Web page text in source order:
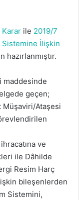
Karar ile 2019/7
Sistemine İlişkin
maddesinde
geçen;
Müşaviri/Ataşesi
ve
ile Dâhilde
Resim Harç
bileşenlerden
Sistemini,